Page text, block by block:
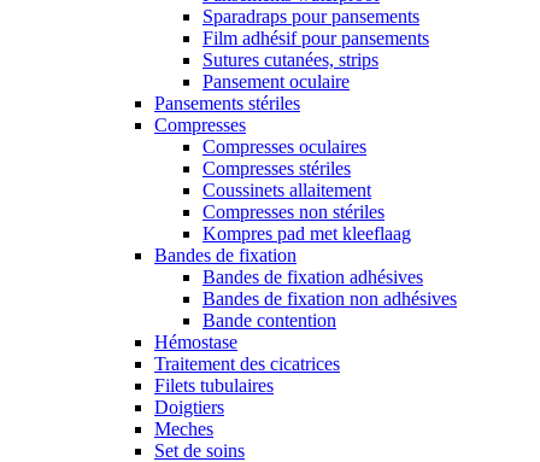
Sparadraps pour pansements
Film adhésif pour pansements
Sutures cutanées, strips
Pansement oculaire
Pansements stériles
Compresses
Compresses oculaires
Compresses stériles
Coussinets allaitement
Compresses non stériles
Kompres pad met kleeflaag
Bandes de fixation
Bandes de fixation adhésives
Bandes de fixation non adhésives
Bande contention
Hémostase
Traitement des cicatrices
Filets tubulaires
Doigtiers
Meches
Set de soins